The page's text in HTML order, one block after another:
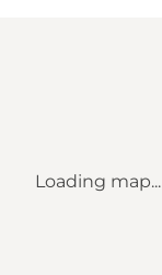
Loading map...